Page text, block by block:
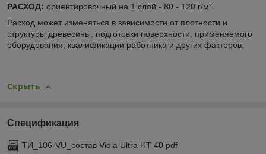
РАСХОД: ориентировочный на 1 слой - 80 - 120 г/м².
Расход может изменяться в зависимости от плотности и
структуры древесины, подготовки поверхности, применяемого
оборудования, квалификации работника и других факторов.
Скрыть
Спецификация
ТИ_106-VU_состав Viola Ultra HT 40.pdf